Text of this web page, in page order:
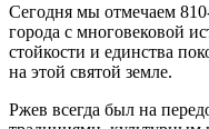
Сегодня мы отмечаем
города с многовековой
стойкости и единства
на этой святой земле.
Ржев всегда был на